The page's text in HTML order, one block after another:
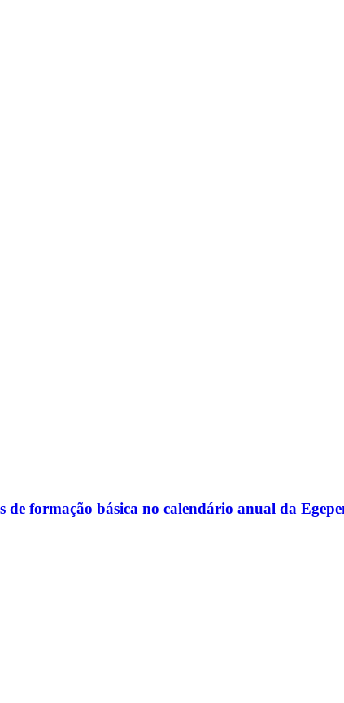
formação básica no calendário anual da